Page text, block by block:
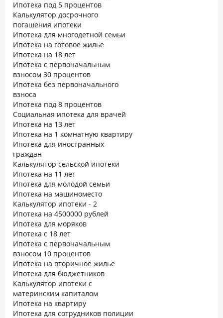
Ипотека под 5 процентов
Калькулятор досрочного
погашения ипотеки
Ипотека для многодетной семьи
Ипотека на готовое жилье
Ипотека на 18 лет
Ипотека с первоначальным
взносом 30 процентов
Ипотека без первоначального
взноса
Ипотека под 8 процентов
Социальная ипотека для врачей
Ипотека на 13 лет
Ипотека на 1 комнатную квартиру
Ипотека для иностранных
граждан
Калькулятор сельской ипотеки
Ипотека на 11 лет
Ипотека для молодой семьи
Ипотека на машиноместо
Калькулятор ипотеки - 2
Ипотека на 4500000 рублей
Ипотека для моряков
Ипотека с 18 лет
Ипотека с первоначальным
взносом 10 процентов
Ипотека на вторичное жилье
Ипотека для бюджетников
Калькулятор ипотеки с
материнским капиталом
Ипотека на квартиру
Ипотека для сотрудников полиции